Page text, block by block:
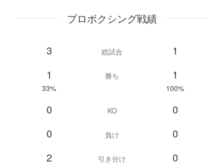
プロボクシング戦績
3 総試合
1
1
33%
勝ち 1
100%
0 KO
0
0
負け
0
2
引き分け 0